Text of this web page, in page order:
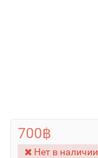
700฿
Нет в наличии